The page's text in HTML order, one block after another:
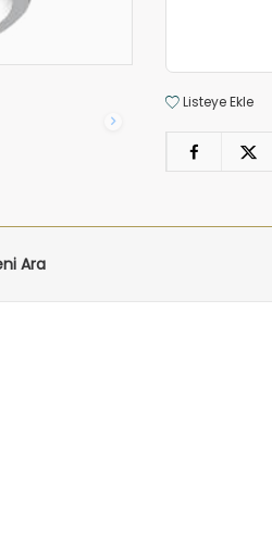
Listeye Ekle
Ara